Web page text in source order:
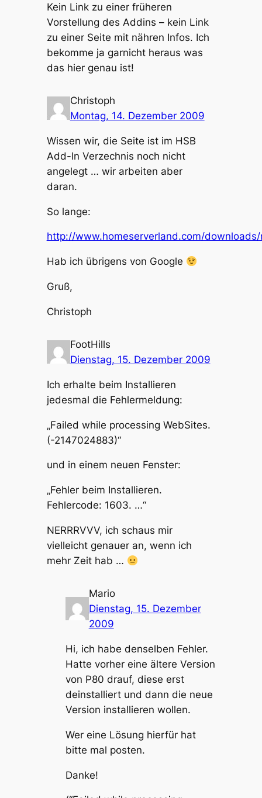
Kein Link zu einer früheren
Vorstellung des Addins – kein Link
zu einer Seite mit nähren Infos. Ich
bekomme ja garnicht heraus was
das hier genau ist!
Christoph
Montag, 14. Dezember 2009
Wissen wir, die Seite ist im HSB
Add-In Verzechnis noch nicht
angelegt … wir arbeiten aber
daran.
So lange:
http://www.homeserverland.com/
Hab ich übrigens von Google
Gruß,
Christoph
FootHills
Dienstag, 15. Dezember 2009
Ich erhalte beim Installieren
jedesmal die Fehlermeldung:
„Failed while processing WebSites.
(-2147024883)“
und in einem neuen Fenster:
„Fehler beim Installieren.
Fehlercode: 1603. …“
NERRRVVV, ich schaus mir
vielleicht genauer an, wenn ich
mehr Zeit hab …
Mario
Dienstag, 15. Dezember
2009
Hi, ich habe denselben Fehler.
Hatte vorher eine ältere Version
von P80 drauf, diese erst
deinstalliert und dann die neue
Version installieren wollen.
Wer eine Lösung hierfür hat
bitte mal posten.
Danke!